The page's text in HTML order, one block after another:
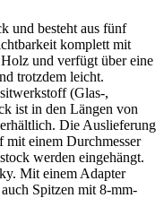
und besteht aus fünf
komplett mit
und verfügt über eine
trotzdem leicht.
(Glas-,
ist in den Längen von
Die Auslieferung
mit einem Durchmesser
werden eingehängt.
Mit einem Adapter
Spitzen mit 8-mm-